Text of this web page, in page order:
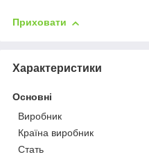
Приховати
Характеристики
Основні
Виробник
Країна виробник
Стать